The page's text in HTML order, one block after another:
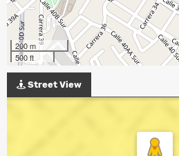
200 m
500 ft
Street View